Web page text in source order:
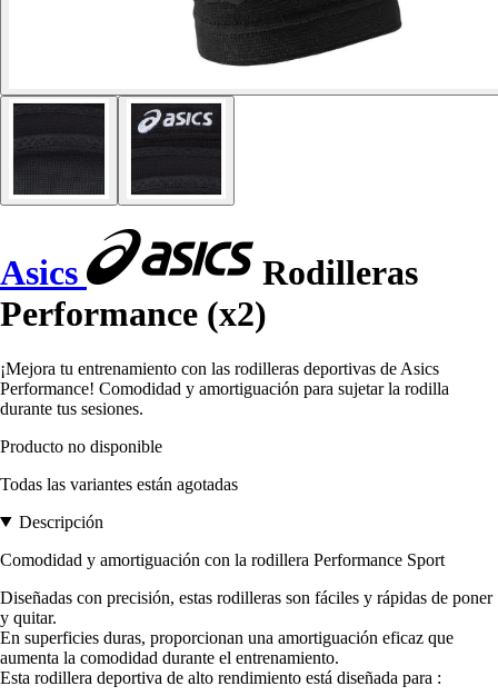
Asics
Rodilleras
Performance (x2)
¡Mejora tu entrenamiento con las rodilleras deportivas de Asics
Performance! Comodidad y amortiguación para sujetar la rodilla
durante tus sesiones.
Producto no disponible
Todas las variantes están agotadas
Descripción
Comodidad y amortiguación con la rodillera Performance Sport
Diseñadas con precisión, estas rodilleras son fáciles y rápidas de poner
y quitar.
En superficies duras, proporcionan una amortiguación eficaz que
aumenta la comodidad durante el entrenamiento.
Esta rodillera deportiva de alto rendimiento está diseñada para :